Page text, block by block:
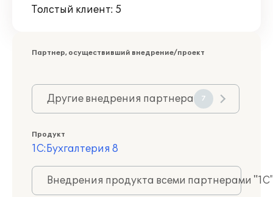
Толстый клиент: 5
Партнер, осуществивший внедрение/проект
Другие внедрения партнера 7
Продукт
1С:Бухгалтерия 8
Внедрения продукта всеми партнерами